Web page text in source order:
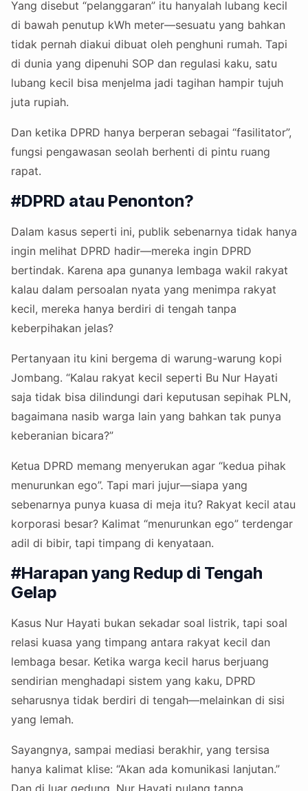
Yang disebut “pelanggaran” itu hanyalah lubang kecil
di bawah penutup kWh meter—sesuatu yang bahkan
tidak pernah diakui dibuat oleh penghuni rumah. Tapi
di dunia yang dipenuhi SOP dan regulasi kaku, satu
lubang kecil bisa menjelma jadi tagihan hampir tujuh
juta rupiah.
Dan ketika DPRD hanya berperan sebagai “fasilitator”,
fungsi pengawasan seolah berhenti di pintu ruang
rapat.
#DPRD atau Penonton?
Dalam kasus seperti ini, publik sebenarnya tidak hanya
ingin melihat DPRD hadir—mereka ingin DPRD
bertindak. Karena apa gunanya lembaga wakil rakyat
kalau dalam persoalan nyata yang menimpa rakyat
kecil, mereka hanya berdiri di tengah tanpa
keberpihakan jelas?
Pertanyaan itu kini bergema di warung-warung kopi
Jombang. “Kalau rakyat kecil seperti Bu Nur Hayati
saja tidak bisa dilindungi dari keputusan sepihak PLN,
bagaimana nasib warga lain yang bahkan tak punya
keberanian bicara?”
Ketua DPRD memang menyerukan agar “kedua pihak
menurunkan ego”. Tapi mari jujur—siapa yang
sebenarnya punya kuasa di meja itu? Rakyat kecil atau
korporasi besar? Kalimat “menurunkan ego” terdengar
adil di bibir, tapi timpang di kenyataan.
#Harapan yang Redup di Tengah
Gelap
Kasus Nur Hayati bukan sekadar soal listrik, tapi soal
relasi kuasa yang timpang antara rakyat kecil dan
lembaga besar. Ketika warga kecil harus berjuang
sendirian menghadapi sistem yang kaku, DPRD
seharusnya tidak berdiri di tengah—melainkan di sisi
yang lemah.
Sayangnya, sampai mediasi berakhir, yang tersisa
hanya kalimat klise: “Akan ada komunikasi lanjutan.”
Dan di luar gedung, Nur Hayati pulang tanpa